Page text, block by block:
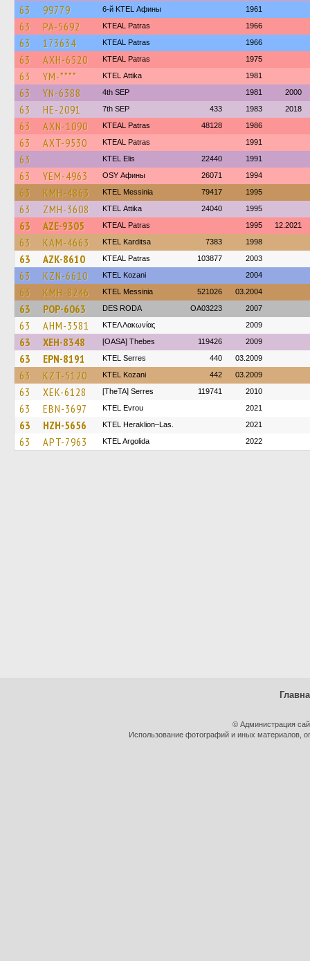
63 99779 6-й KTEL Афины 1961
63 PA-5692 KTEAL Patras 1966
63 173634 KTEAL Patras 1966
63 AXH-6520 KTEAL Patras 1975
63 YM-**** KΤΕL Αttika 1981
63 YN-6388 4th SEP 1981 2000
63 HE-2091 7th SEP 433 1983 2018
63 AXN-1090 KTEAL Patras 48128 1986
63 AXT-9530 KTEAL Patras 1991
63 KTEL Elis 22440 1991
63 YEM-4963 OSY Афины 26071 1994
63 KMH-4863 KTEL Messinia 79417 1995
63 ZMH-3608 KΤΕL Αttika 24040 1995
63 AZE-9305 KTEAL Patras 1995 12.2021
63 KAM-4663 ΚΤΕL Karditsa 7383 1998
63 AZK-8610 KTEAL Patras 103877 2003
63 KZN-6610 ΚΤΕL Kozani 2004
63 KMH-8246 KTEL Messinia 521026 03.2004
63 POP-6063 DES RODA OA03223 2007
63 AHM-3581 ΚΤΕΛ Λακωνίας 2009
63 XEH-8348 [OASA] Thebes 119426 2009
63 EPN-8191 KTEL Serres 440 03.2009
63 KZT-5120 ΚΤΕL Kozani 442 03.2009
63 XEK-6128 [TheTA] Serres 119741 2010
63 EBN-3697 KTEL Evrou 2021
63 HZH-5656 KTEL Heraklion–Las. 2021
63 APT-7963 KTEL Argolida 2022
© Администрация
Использование фотографий и иных материалов,